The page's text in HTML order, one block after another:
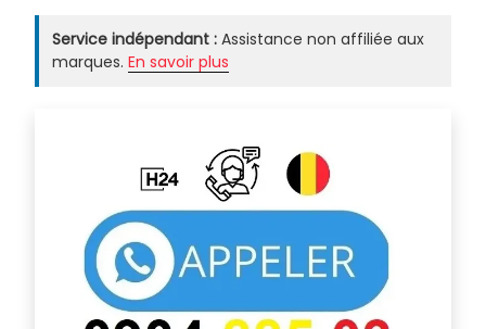
Service indépendant : Assistance non affiliée aux
marques. En savoir plus